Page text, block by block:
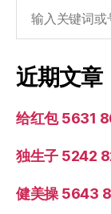
索：
近期文章
给红包 5631
独生子 5242
健美操 5643